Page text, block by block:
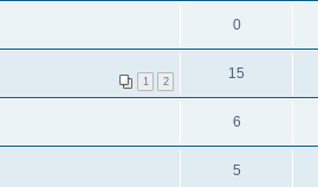
0
1 2 15
6
5